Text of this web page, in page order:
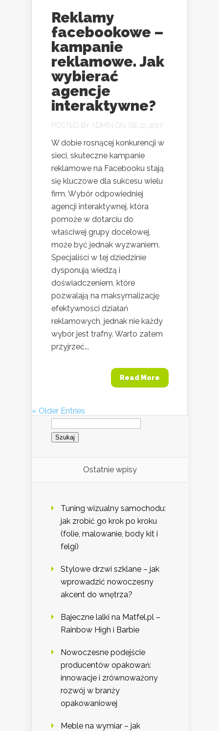
Reklamy
facebookowe –
kampanie
reklamowe. Jak
wybierać
agencje
interaktywne?
POSTED BY ADMIN ON SIE 22, 2017
W dobie rosnącej konkurencji w
sieci, skuteczne kampanie
reklamowe na Facebooku stają
się kluczowe dla sukcesu wielu
firm. Wybór odpowiedniej
agencji interaktywnej, która
pomoże w dotarciu do
właściwej grupy docelowej,
może być jednak wyzwaniem.
Specjaliści w tej dziedzinie
dysponują wiedzą i
doświadczeniem, które
pozwalają na maksymalizację
efektywności działań
reklamowych, jednak nie każdy
wybór jest trafny. Warto zatem
przyjrzeć...
Read More
« Older Entries
Szukaj:
Ostatnie wpisy
Tuning wizualny samochodu:
jak zrobić go krok po kroku
(folie, malowanie, body kit i
felgi)
Stylowe drzwi szklane – jak
wprowadzić nowoczesny
akcent do wnętrza?
Bajeczne lalki na Matfel.pl –
Rainbow High i Barbie
Nowoczesne podejście
producentów opakowań:
innowacje i zrównoważony
rozwój w branży
opakowaniowej
Meble na wymiar – jak